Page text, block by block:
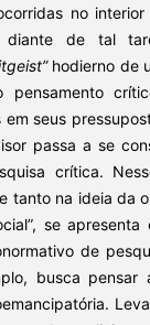
no
diante de tal
hodierno de
pensamento
em seus
passa a se
crítica.
tanto na ideia da
se
de
busca pensar